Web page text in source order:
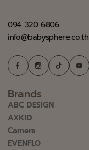
094 320 6806
info@babysphere.co.th
Brands
ABC DESIGN
AXKID
Camera
EVENFLO